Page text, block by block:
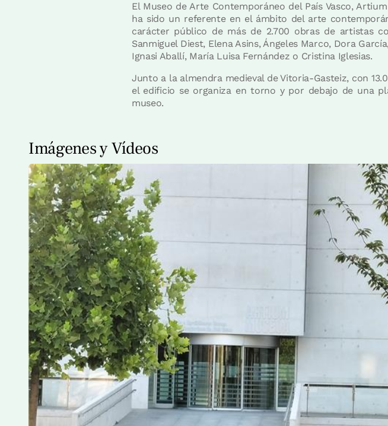
El Museo de Arte Contemporáneo del País Vasco,
ha sido un referente en el ámbito del arte
carácter público de más de 2.700 obras de artistas
Sanmiguel Diest, Elena Asins, Ángeles Marco, Dora
Ignasi Aballí, María Luisa Fernández o Cristina Iglesias.
Junto a la almendra medieval de Vitoria-Gasteiz, con
el edificio se organiza en torno y por debajo de una
museo.
Imágenes y Vídeos